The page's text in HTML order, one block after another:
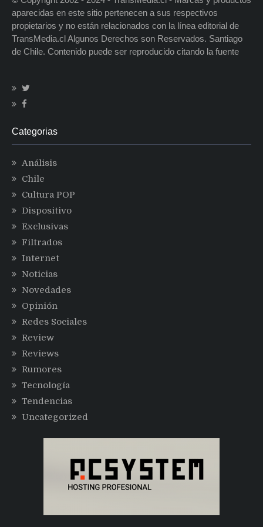
aparecidas en este sitio pertenecen a sus respectivos
propietarios y no están relacionados con la línea editorial de
TransMedia.cl Algunos Derechos son Reservados. Santiago
de Chile. Contenido puede ser reproducido citando la fuente
Categorias
Análisis
Chile
Cultura POP
Dispositivo
Exclusivas
Filtrados
Internet
Noticias
Novedades
Opinión
Redes Sociales
Review
Reviews
Rumores
Tecnología
Tendencias
Uncategorized